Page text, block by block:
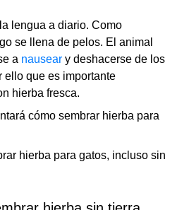
lengua a diario. Como
se llena de pelos. El animal
a nausear y deshacerse de los
ello que es importante
hierba fresca.
cómo sembrar hierba para
hierba para gatos, incluso sin